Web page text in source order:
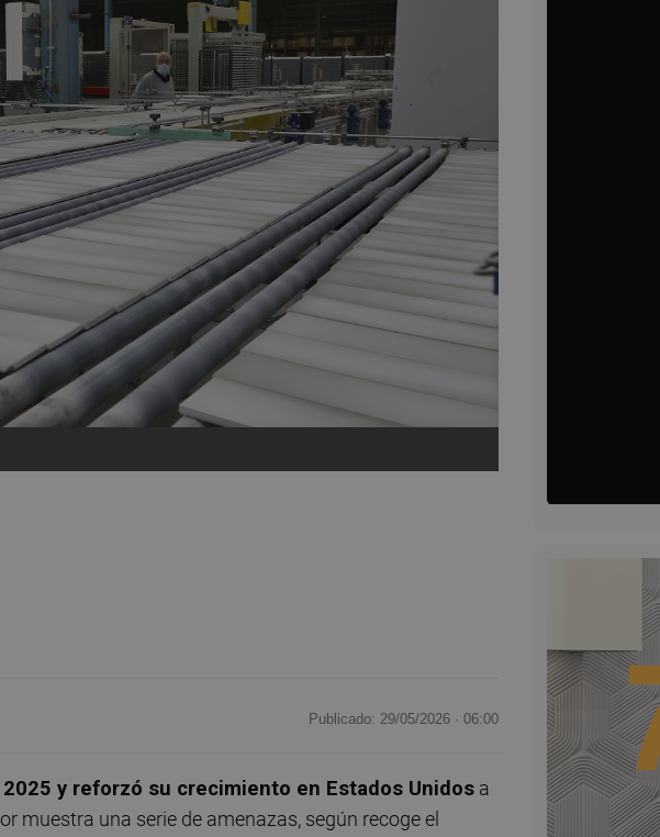
Publicado: 29/05/2026 · 06:00
2025 y reforzó su crecimiento en Estados Unidos a
muestra una serie de amenazas, según recoge el